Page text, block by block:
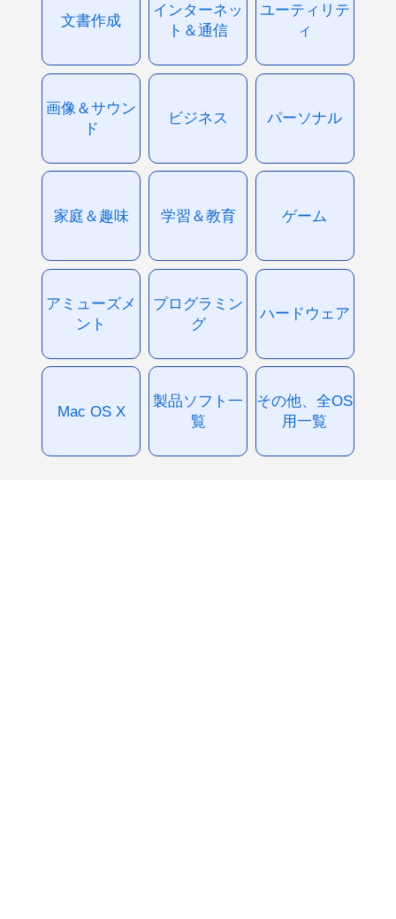
文書作成
インターネッ
ト＆通信
ユーティリテ
ィ
画像＆サウン
ド
ビジネス パーソナル
家庭＆趣味 学習＆教育 ゲーム
アミューズメ
ント
プログラミン
グ
ハードウェア
Mac OS X
製品ソフト一
覧
その他、全OS
用一覧